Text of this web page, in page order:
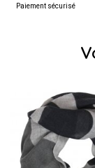
Paiement sécurisé